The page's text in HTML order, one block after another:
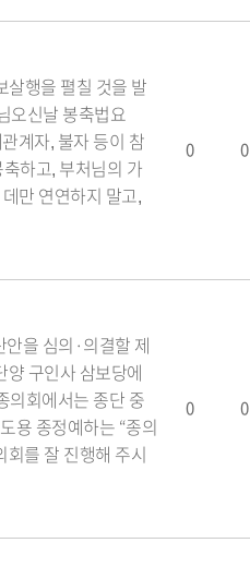
살행을 펼칠 것을 발
오신날 봉축법요
계자, 불자 등이 참
하고, 부처님의 가
만 연연하지 말고,
0 0
을 심의·의결할 제
구인사 삼보당에
의회에서는 종단 중
용 종정예하는 “종의
를 잘 진행해 주시
0 0